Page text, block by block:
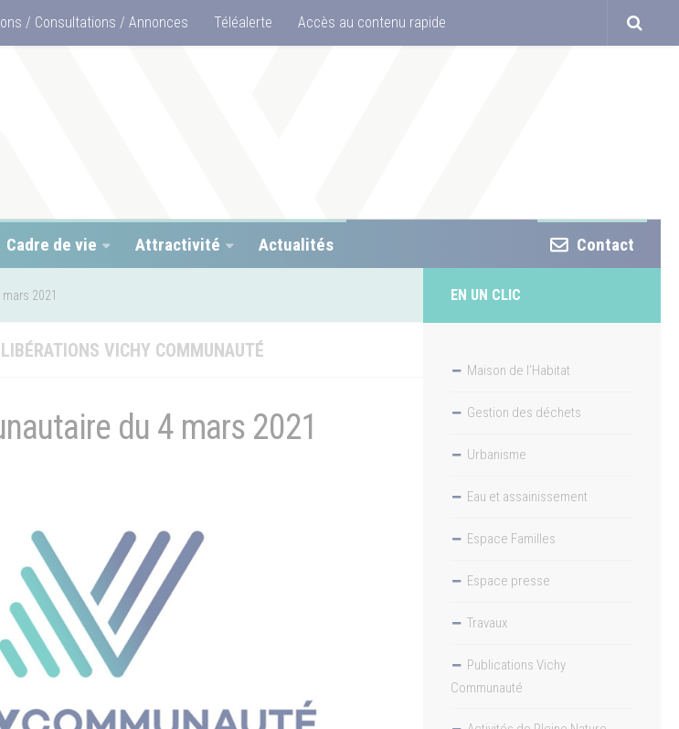
/ Consultations / Annonces Téléalerte Accès au contenu rapide
Cadre de vie Attractivité Actualités Contact
2021
VICHY COMMUNAUTÉ
du 4 mars 2021
EN UN CLIC
Maison de l’Habitat
Gestion des déchets
Urbanisme
Eau et assainissement
Espace Familles
Espace presse
Travaux
Publications Vichy
Communauté